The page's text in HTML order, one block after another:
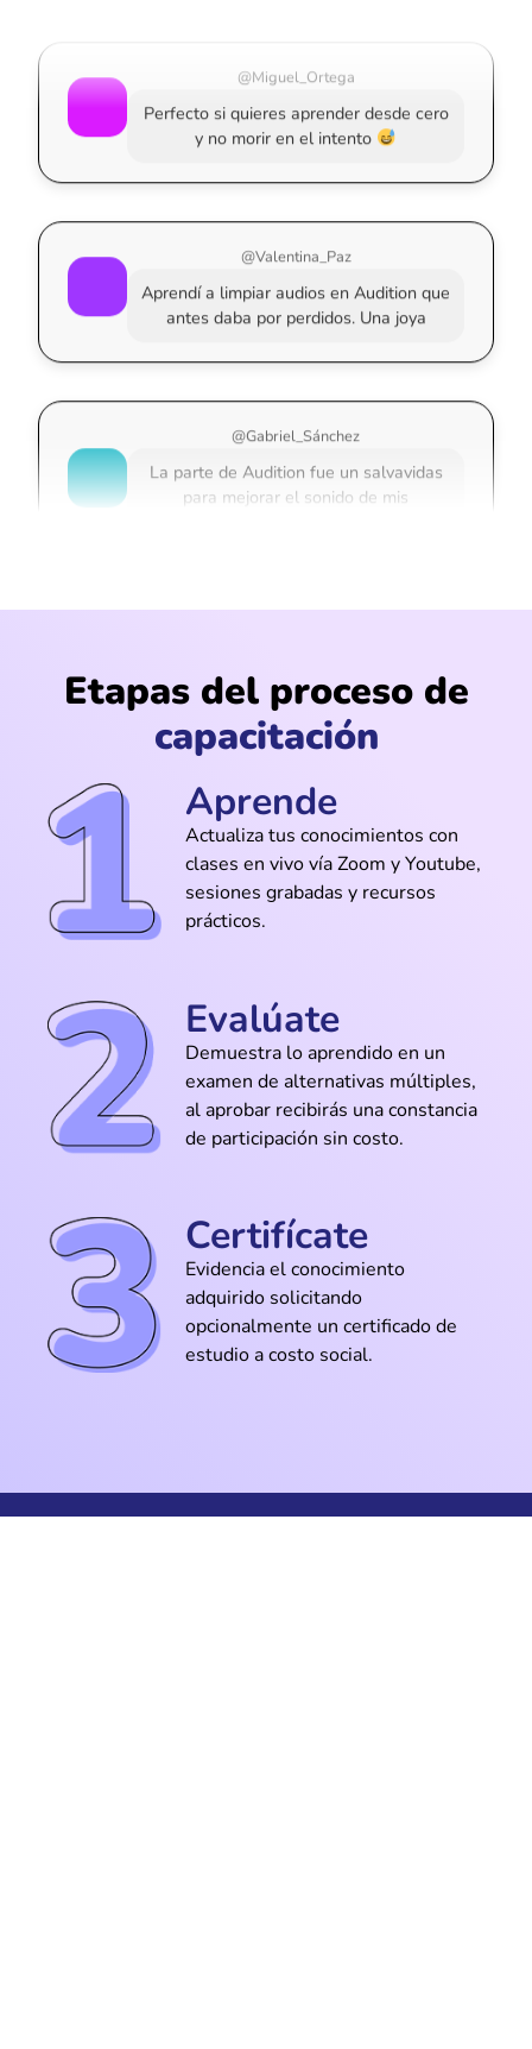
Perfecto si quieres aprender desde cero
y no morir en el intento
@Valentina_Paz
Aprendí a limpiar audios en Audition que
antes daba por perdidos. Una joya
@Gabriel_Sánchez
La parte de Audition fue un salvavidas
para mejorar el sonido de mis
grabaciones caseras
@Juan_Carvaja
en Premiere que ahora no puedo dejar
de usar
@Carmen_Valdés
Muy bien explicado todo, sentí que
aprendía sin esfuerzo. Hasta me daban
ganas de seguir practicando
@Miguel_Ortega
Perfecto si quieres aprender desde cero
y no morir en el intento
Aprendí a limpiar audios en Audition que
antes daba por perdidos. Una joya
Etapas del proceso de
capacitación
Aprende
Actualiza tus conocimientos con
clases en vivo vía Zoom y Youtube,
sesiones grabadas y recursos
prácticos.
Evalúate
Demuestra lo aprendido en un
examen de alternativas múltiples,
al aprobar recibirás una constancia
de participación sin costo.
Certifícate
Evidencia el conocimiento
adquirido solicitando
opcionalmente un certificado de
estudio a costo social.